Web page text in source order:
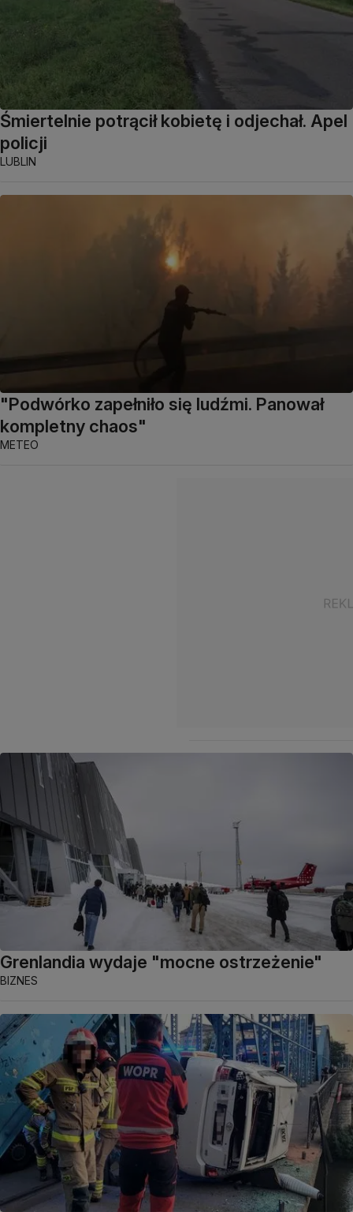
Śmiertelnie potrącił kobietę i odjechał. Apel
policji
LUBLIN
"Podwórko zapełniło się ludźmi. Panował
kompletny chaos"
METEO
Grenlandia wydaje "mocne ostrzeżenie"
BIZNES